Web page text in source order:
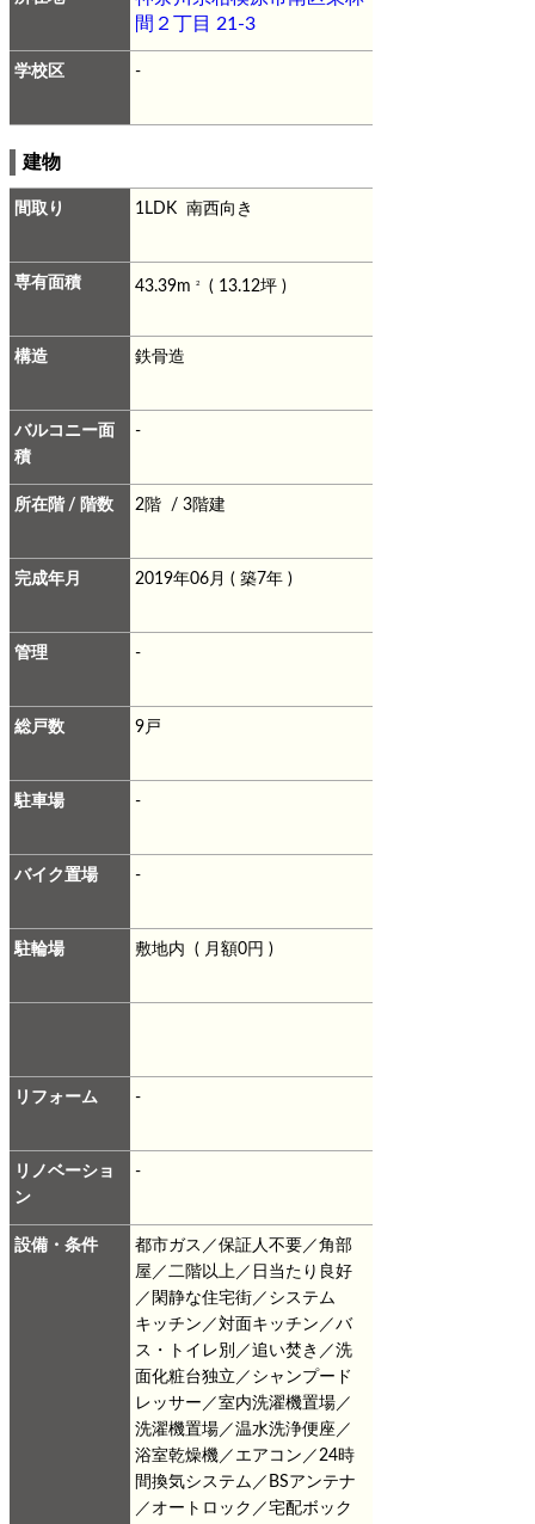
間２丁目 21-3
学校区 -
建物
間取り 1LDK 南西向き
専有面積 43.39m2 ( 13.12坪 )
構造 鉄骨造
バルコニー面
積
-
所在階 / 階数 2階 / 3階建
完成年月 2019年06月 ( 築7年 )
管理 -
総戸数 9戸
駐車場 -
バイク置場 -
駐輪場 敷地内 ( 月額0円 )
リフォーム -
リノベーショ
ン
-
設備・条件
都市ガス／保証人不要／角部
屋／二階以上／日当たり良好
／閑静な住宅街／システム
キッチン／対面キッチン／バ
ス・トイレ別／追い焚き／洗
面化粧台独立／シャンプード
レッサー／室内洗濯機置場／
洗濯機置場／温水洗浄便座／
浴室乾燥機／エアコン／24時
間換気システム／BSアンテナ
／オートロック／宅配ボック